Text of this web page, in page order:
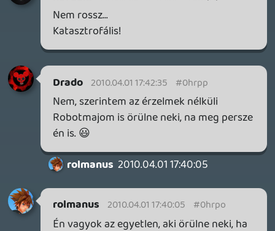
Alwares 2010.04.01 15:58:32
Robotmajom 4 president!
Lonewolf 2010.04.01 15:58:06 #0hrpc
Ezzel már az eleje óta tisztába voltam.
valami, mert az utóbbi évekbe jobban
kitettetek magatokért.
liquid 2010.04.01 15:49:29 #0hrpb
monoton, akarod írni.
northmahri 2010.04.01 15:48:10 #0hrpa